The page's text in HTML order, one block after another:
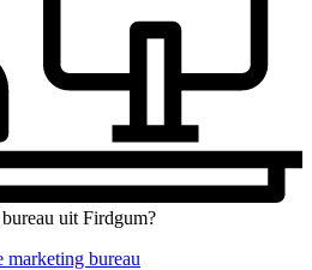
uit Firdgum?
marketing bureau